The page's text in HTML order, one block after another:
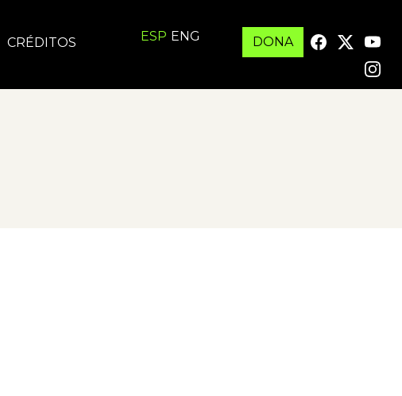
CRÉDITOS ESP ENG DONA